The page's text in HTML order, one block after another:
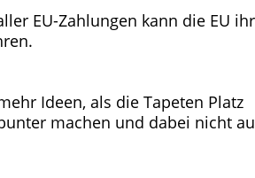
EU-Zahlungen kann die EU
Ideen, als die Tapeten Platz
machen und dabei nicht